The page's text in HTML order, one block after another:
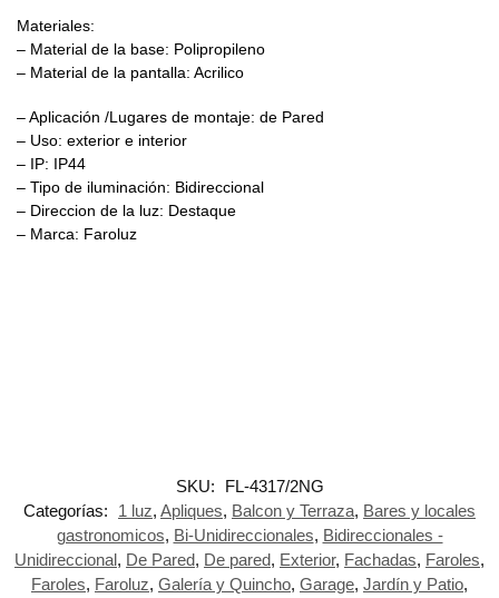
Materiales:
– Material de la base: Polipropileno
– Material de la pantalla: Acrilico
– Aplicación /Lugares de montaje: de Pared
– Uso: exterior e interior
– IP: IP44
– Tipo de iluminación: Bidireccional
– Direccion de la luz: Destaque
– Marca: Faroluz
SKU:
FL-4317/2NG
Categorías:
1 luz, Apliques, Balcon y Terraza, Bares y locales
gastronomicos, Bi-Unidireccionales, Bidireccionales -
Unidireccional, De Pared, De pared, Exterior, Fachadas, Faroles,
Faroles, Faroluz, Galería y Quincho, Garage, Jardín y Patio,